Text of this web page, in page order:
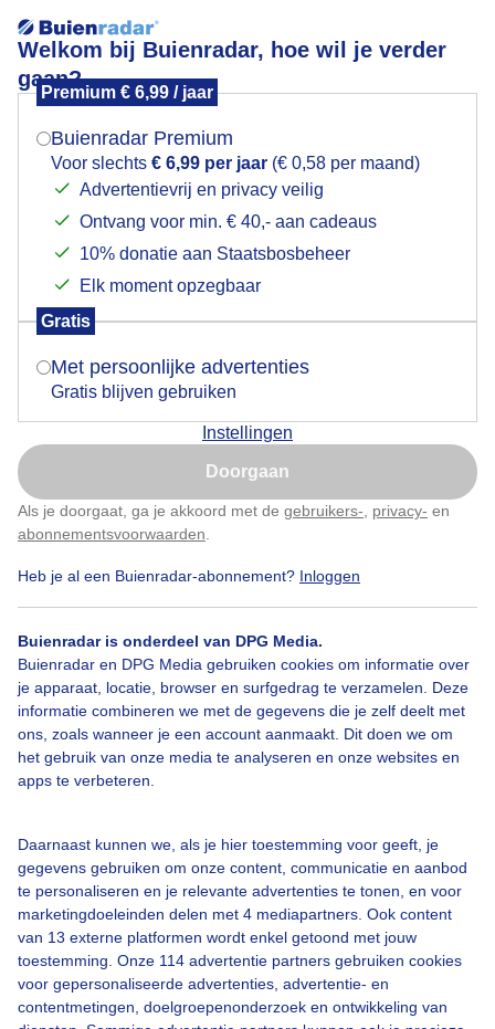
Welkom bij Buienradar, hoe wil je verder
gaan?
Premium € 6,99 / jaar
Buienradar Premium
Voor slechts € 6,99 per jaar (€ 0,58 per maand)
Advertentievrij en privacy veilig
Ontvang voor min. € 40,- aan cadeaus
10% donatie aan Staatsbosbeheer
Elk moment opzegbaar
Gratis
Met persoonlijke advertenties
Gratis blijven gebruiken
Instellingen
Doorgaan
Als je doorgaat, ga je akkoord met de gebruikers- privacy- en
abonnementsvoorwaarden
Heb je al een Buienradar-abonnement? Inloggen
Buienradar is onderdeel van DPG Media.
Buienradar en DPG Media gebruiken cookies om informatie over
je apparaat, locatie, browser en surfgedrag te verzamelen. Deze
informatie combineren we met de gegevens die je zelf deelt met
ons, zoals wanneer je een account aanmaakt. Dit doen we om
het gebruik van onze media te analyseren en onze websites en
apps te verbeteren.
Daarnaast kunnen we, als je hier toestemming voor geeft, je
gegevens gebruiken om onze content, communicatie en aanbod
te personaliseren en je relevante advertenties te tonen, en voor
marketingdoeleinden delen met 4 mediapartners. Ook content
van 13 externe platformen wordt enkel getoond met jouw
toestemming. Onze 114 advertentie partners gebruiken cookies
voor gepersonaliseerde advertenties, advertentie- en
contentmetingen, doelgroepenonderzoek en ontwikkeling van
Komt de zon vandaag
vandaag nodig is, misschien vanmiddag
Door: Toon Boons
Bekijk slideshow
Een moment geduld aub...
Over Buienradar
Mogen we je locatie gebruiken voor het
Indien je hier nog geen akkoord op hebt gegeven,
verschijnt er zo een pop-up uit je browser waarin
Is goed, toon de popup
Nu niet, misschien later
Klik hierom dit aan te passen